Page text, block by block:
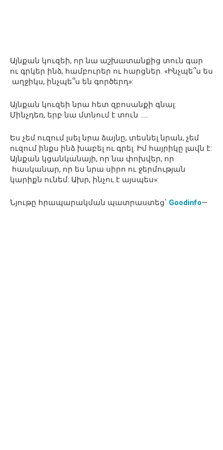
Այնքան կուզեի, որ նա աշխատանքից տուն գար
ու գրկեր ինձ, համբուրեր ու հարցներ. «Ինչպե՞ս ես
աղջիկս, ինչպե՞ս են գործերդ»:
Այնքան կուզեի նրա հետ զբոսանքի գնալ:
Մինչդեռ, երբ նա մտնում է տուն …..
Ես չեմ ուզում լսել նրա ձայնը, տեսնել նրան, չեմ
ուզում ինքս ինձ խաբել ու գրել. Իմ հայրիկը լավն է:
Այնքան կցանկանայի, որ նա փոխվեր, որ
հասկանար, որ ես նրա սիրո ու ջերմության
կարիքն ունեմ: Ախր, ինչու է այսպես»:
Նյութը հրապարակման պատրաստեց՝ Goodinfo—